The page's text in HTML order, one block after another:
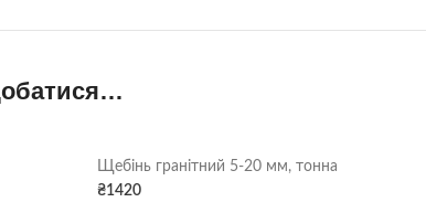
Щебінь гранітний 5-20 мм, тонна
₴1420